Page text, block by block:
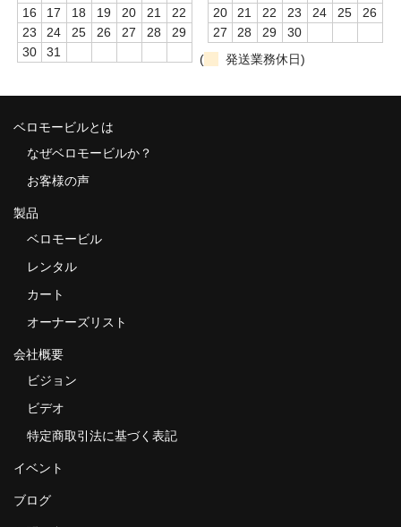
イベント
ブログ
FAQ
アンケート
16
17 18 19 20 21
22
23
24 25 26 27 28
29
30
31
20
21 22 23 24 25
26
27
28 29
30
(
発送業務休日)
ベロモービルとは
なぜベロモービルか？
お客様の声
製品
ベロモービル
レンタル
カート
オーナーズリスト
会社概要
ビジョン
ビデオ
特定商取引法に基づく表記
イベント
ブログ